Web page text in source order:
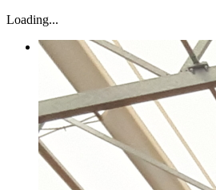
Loading...